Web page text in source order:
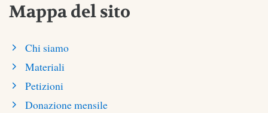
Mappa del sito
Chi siamo
Materiali
Petizioni
Donazione mensile